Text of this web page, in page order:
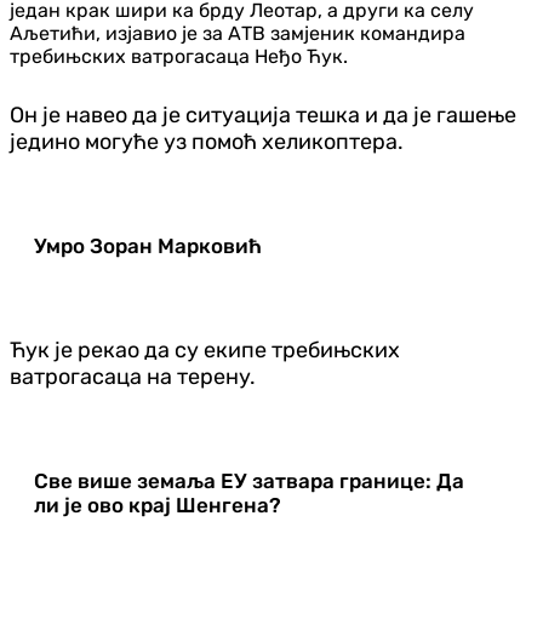
један крак шири ка брду Леотар, а други ка селу
Аљетићи, изјавио је за АТВ замјеник командира
требињских ватрогасаца Неђо Ћук.
Он је навео да је ситуација тешка и да је гашење
једино могуће уз помоћ хеликоптера.
Умро Зоран Марковић
Ћук је рекао да су екипе требињских
ватрогасаца на терену.
Све више земаља ЕУ затвара границе: Да
ли је ово крај Шенгена?